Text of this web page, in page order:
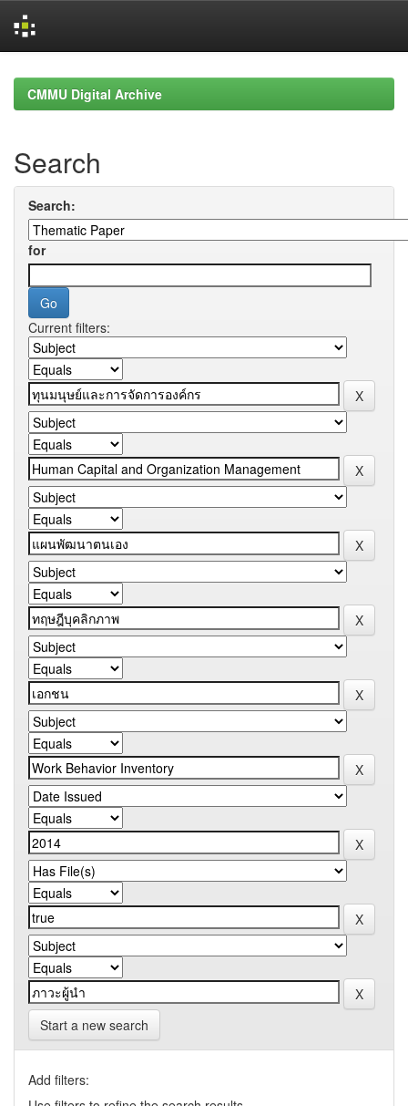
navigationCMMU Digital Archive
Search
Search:
for
Current filters:
Start a new search
Add filters: